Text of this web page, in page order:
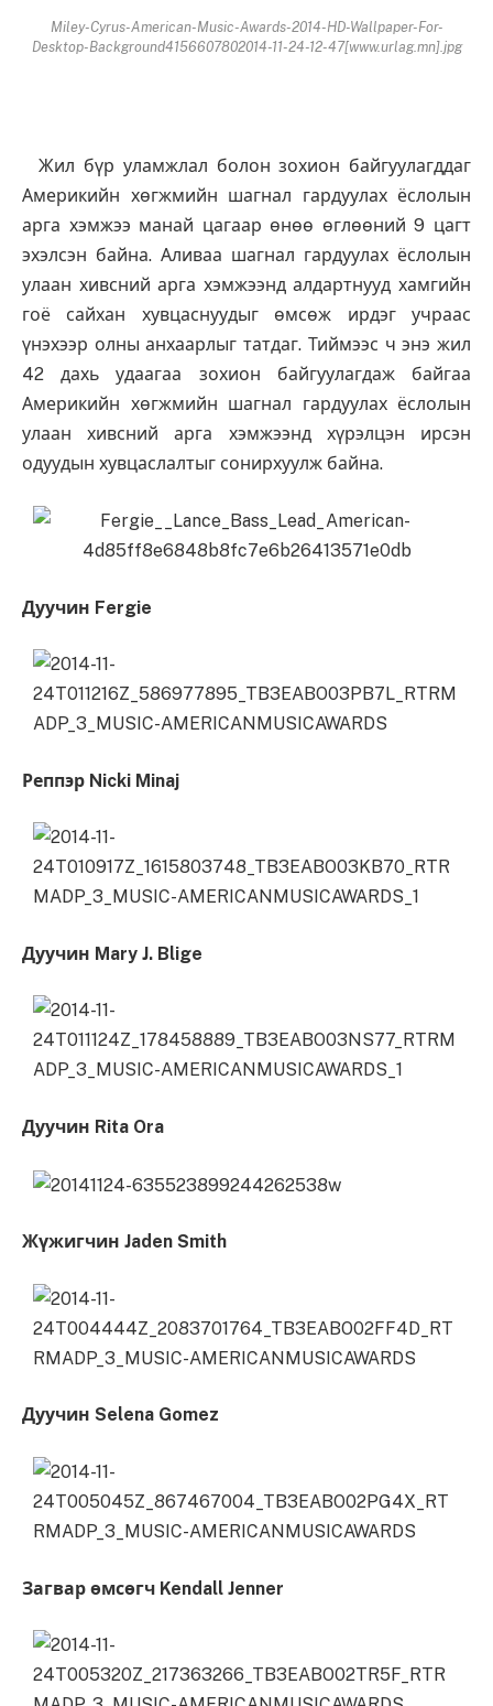
Miley-Cyrus-American-Music-Awards-2014-HD-Wallpaper-For-
Desktop-Background4156607802014-11-24-12-47[www.urlag.mn].jpg
Жил бүр уламжлал болон зохион байгуулагддаг
Америкийн хөгжмийн шагнал гардуулах ёслолын
арга хэмжээ манай цагаар өнөө өглөөний 9 цагт
эхэлсэн байна. Аливаа шагнал гардуулах ёслолын
улаан хивсний арга хэмжээнд алдартнууд хамгийн
гоё сайхан хувцаснуудыг өмсөж ирдэг учраас
үнэхээр олны анхаарлыг татдаг. Тиймээс ч энэ жил
42 дахь удаагаа зохион байгуулагдаж байгаа
Америкийн хөгжмийн шагнал гардуулах ёслолын
улаан хивсний арга хэмжээнд хүрэлцэн ирсэн
одуудын хувцаслалтыг сонирхуулж байна.
Дуучин Fergie
Реппэр Nicki Minaj
Дуучин Mary J. Blige
Дуучин Rita Ora
Жүжигчин Jaden Smith
Дуучин Selena Gomez
Загвар өмсөгч Kendall Jenner